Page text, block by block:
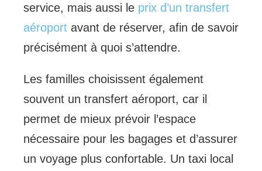
service, mais aussi le prix d’un transfert
aéroportavant de réserver, afin de savoir
précisément à quoi s’attendre.
Les familles choisissent également
souvent un transfert aéroport, car il
permet de mieux prévoir l’espace
nécessaire pour les bagages et d’assurer
un voyage plus confortable. Un taxi local